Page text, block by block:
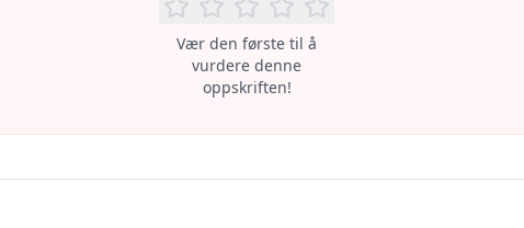
Vær den første til å
vurdere denne
oppskriften!